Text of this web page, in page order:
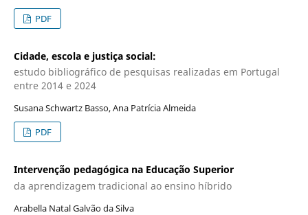
PDF
Cidade, escola e justiça social:
estudo bibliográfico de pesquisas realizadas em Portugal
entre 2014 e 2024
Susana Schwartz Basso, Ana Patrícia Almeida
PDF
Intervenção pedagógica na Educação Superior
da aprendizagem tradicional ao ensino híbrido
Arabella Natal Galvão da Silva